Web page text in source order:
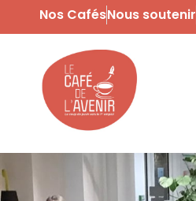
Nos CafésNous soutenir